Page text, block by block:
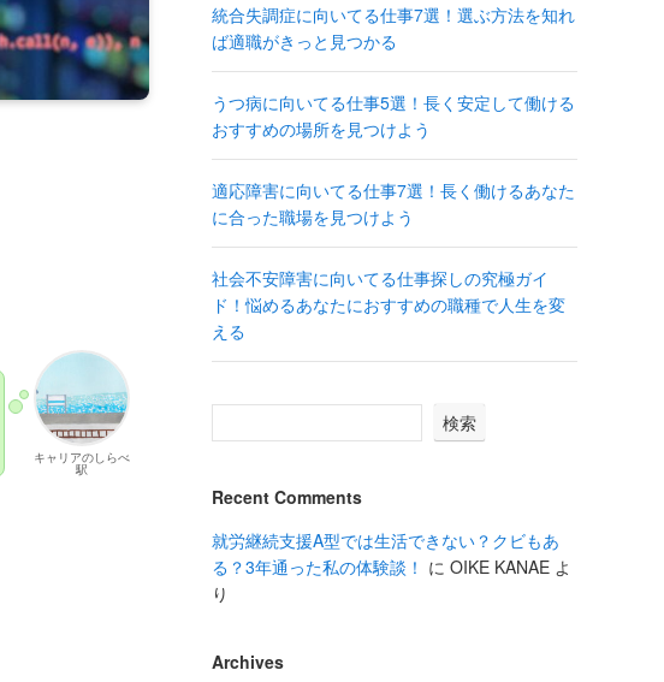
キャリアのしらべ
駅
統合失調症に向いてる仕事7選！選ぶ方法を知れ
ば適職がきっと見つかる
うつ病に向いてる仕事5選！長く安定して働ける
おすすめの場所を見つけよう
適応障害に向いてる仕事7選！長く働けるあなた
に合った職場を見つけよう
社会不安障害に向いてる仕事探しの究極ガイ
ド！悩めるあなたにおすすめの職種で人生を変
える
検索
Recent Comments
就労継続支援A型では生活できない？クビもあ
る？3年通った私の体験談！ に OIKE KANAE よ
り
Archives